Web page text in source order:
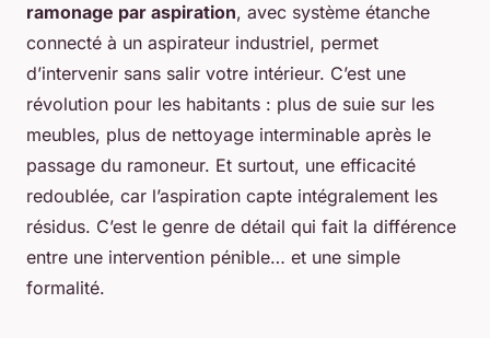
ramonage par aspiration, avec système étanche
connecté à un aspirateur industriel, permet
d’intervenir sans salir votre intérieur. C’est une
révolution pour les habitants : plus de suie sur les
meubles, plus de nettoyage interminable après le
passage du ramoneur. Et surtout, une efficacité
redoublée, car l’aspiration capte intégralement les
résidus. C’est le genre de détail qui fait la différence
entre une intervention pénible… et une simple
formalité.